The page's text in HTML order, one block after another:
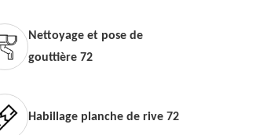
Nettoyage et pose de
gouttière 72
Habillage planche de rive 72